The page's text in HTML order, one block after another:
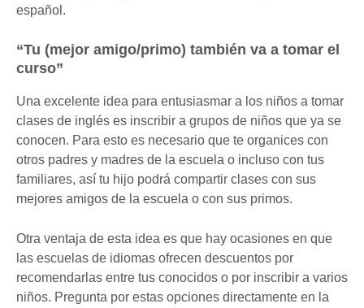
español.
“Tu (mejor amigo/primo) también va a tomar el
curso”
Una excelente idea para entusiasmar a los niños a tomar
clases de inglés es inscribir a grupos de niños que ya se
conocen. Para esto es necesario que te organices con
otros padres y madres de la escuela o incluso con tus
familiares, así tu hijo podrá compartir clases con sus
mejores amigos de la escuela o con sus primos.
Otra ventaja de esta idea es que hay ocasiones en que
las escuelas de idiomas ofrecen descuentos por
recomendarlas entre tus conocidos o por inscribir a varios
niños. Pregunta por estas opciones directamente en la